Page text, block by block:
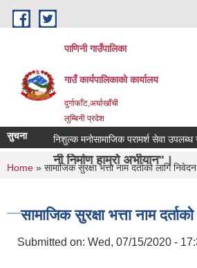
Skip to main content
पाणिनी गाउँपालिका
गाउँ कार्यपालिकाको कार्यालय
दुर्गाफाँट,अर्घाखाँची
लुम्बिनी प्रदेश
हाम्रो अभीयान"।
सुचना निशुल्क मनोसामाजिक परामर्श सेवा उपलब्ध
You are here
Home » सामाजिक सुरक्षा भत्ता नाम दर्ताको लागि
सामाजिक सुरक्षा भत्ता नाम
Submitted on: Wed, 07/15/2020 -